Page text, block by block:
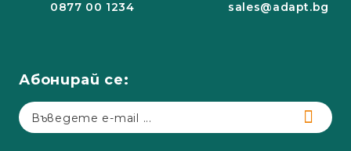
0877 00 1234 sales@adapt.bg
Абонирай се: